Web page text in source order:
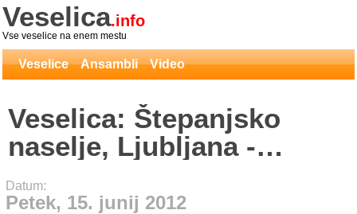
Veselica.info
Vse veselice na enem mestu
Veselice Ansambli Video
Veselica: Štepanjsko
naselje, Ljubljana -
Ansambel Vagabundi
Datum:
Petek, 15. junij 2012